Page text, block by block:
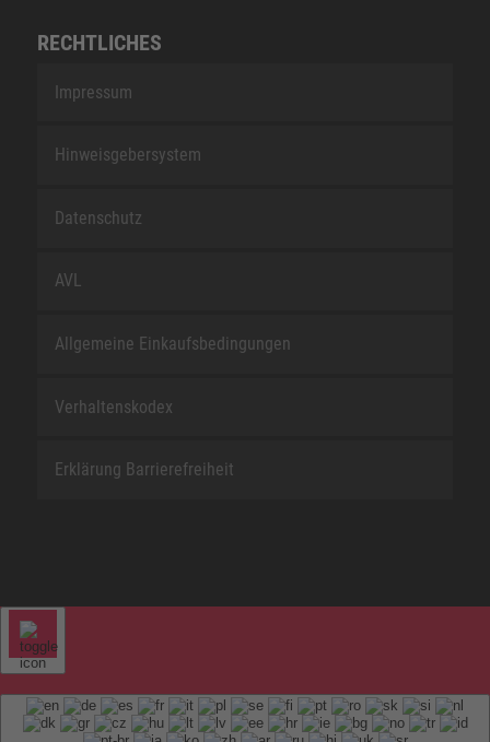
RECHTLICHES
Impressum
Hinweisgebersystem
Datenschutz
AVL
Allgemeine Einkaufsbedingungen
Verhaltenskodex
Erklärung Barrierefreiheit